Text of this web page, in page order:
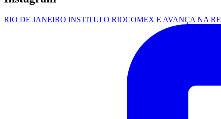
RIO DE JANEIRO INSTITUI O RIOCOMEX E AVANÇA NA